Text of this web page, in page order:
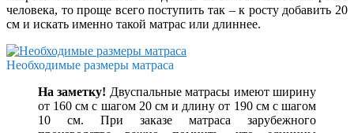
человека, то проще всего поступить так – к росту добавить 20
см и искать именно такой матрас или длиннее.
Необходимые размеры матраса
На заметку! Двуспальные матрасы имеют ширину
от 160 см с шагом 20 см и длину от 190 см с шагом
10 см. При заказе матраса зарубежного